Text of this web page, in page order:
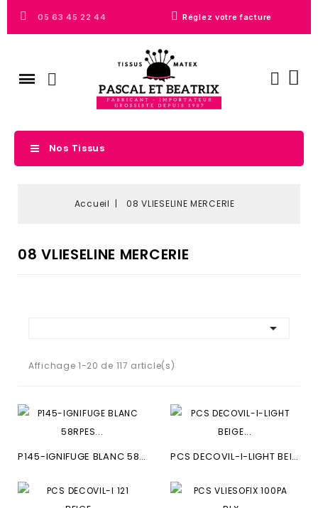
05 63 45 22 44 Réglez votre facture
Nos Tissus
Accueil 08 VLIESELINE MERCERIE
08 VLIESELINE MERCERIE

Affichage 1-20 de 117 article(s)
P145-IGNIFUGE BLANC 58RPES... PCS DECOVIL-I-LIGHT BEIGE...